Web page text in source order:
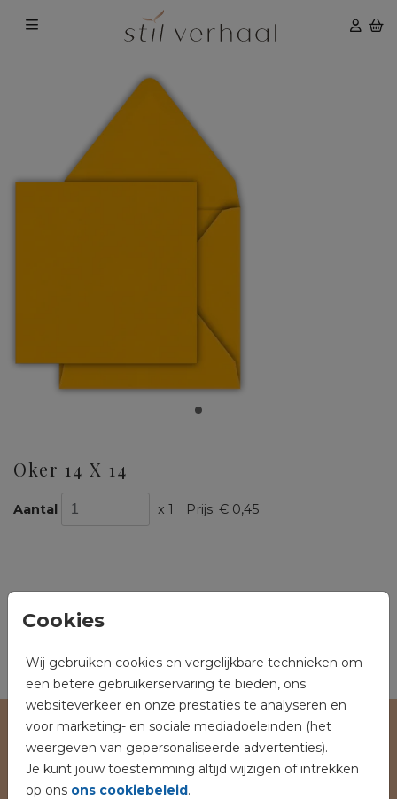
Cookies
Wij gebruiken cookies en vergelijkbare technieken om
een betere gebruikerservaring te bieden, ons
websiteverkeer en onze prestaties te analyseren en
voor marketing- en sociale mediadoeleinden (het
weergeven van gepersonaliseerde advertenties).
Je kunt jouw toestemming altijd wijzigen of intrekken
op ons ons cookiebeleid.
Oker 14 X 14
Aantal x 1 Prijs: € 0,45
oker 14 x 14
Prijs:€ 0,45 per 1